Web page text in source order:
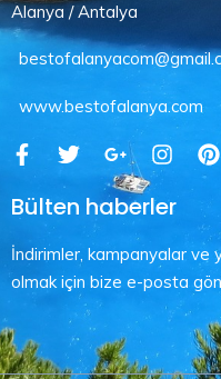
Alanya / Antalya
www.bestofalanya.com
Bülten haberler
İndirimler, kampanyalar ve
olmak için bize e-posta